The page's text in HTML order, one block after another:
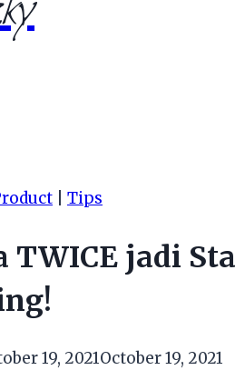
Tips
TWICE jadi
19, 2021October 19, 2021